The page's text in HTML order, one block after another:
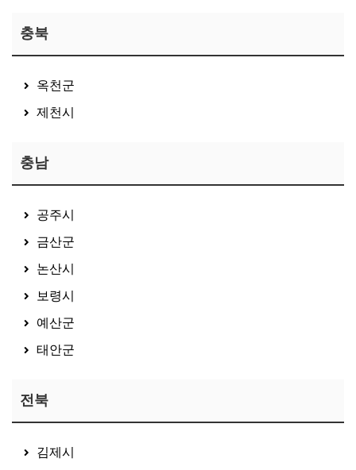
충북
옥천군
제천시
충남
공주시
금산군
논산시
보령시
예산군
태안군
전북
김제시